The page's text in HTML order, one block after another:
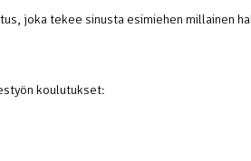
joka tekee sinusta esimiehen millainen
koulutukset: